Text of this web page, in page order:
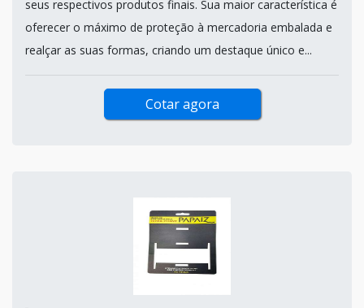
seus respectivos produtos finais. Sua maior característica é
oferecer o máximo de proteção à mercadoria embalada e
realçar as suas formas, criando um destaque único e...
Cotar agora